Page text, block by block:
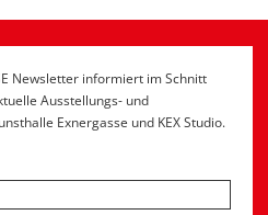
Newsletter informiert im Schnitt
Ausstellungs- und
Exnergasse und KEX Studio.